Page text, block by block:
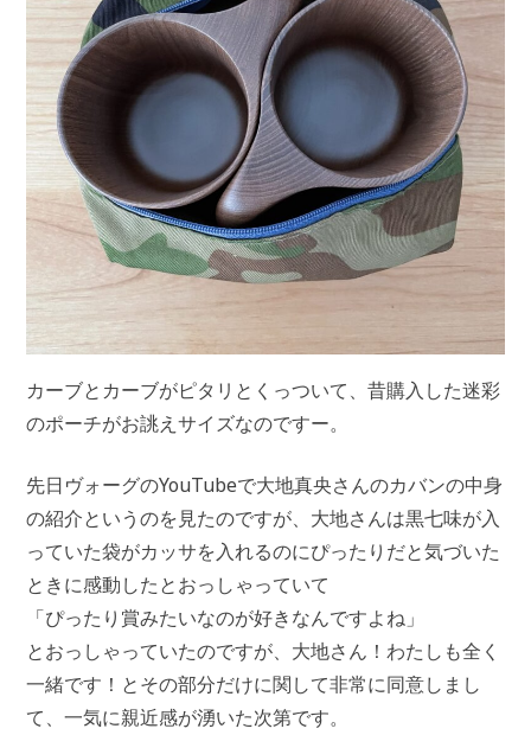
カーブとカーブがピタリとくっついて、昔購入した迷彩
のポーチがお誂えサイズなのですー。
先日ヴォーグのYouTubeで大地真央さんのカバンの中身
の紹介というのを見たのですが、大地さんは黒七味が入
っていた袋がカッサを入れるのにぴったりだと気づいた
ときに感動したとおっしゃっていて
「ぴったり賞みたいなのが好きなんですよね」
とおっしゃっていたのですが、大地さん！わたしも全く
一緒です！とその部分だけに関して非常に同意しまし
て、一気に親近感が湧いた次第です。